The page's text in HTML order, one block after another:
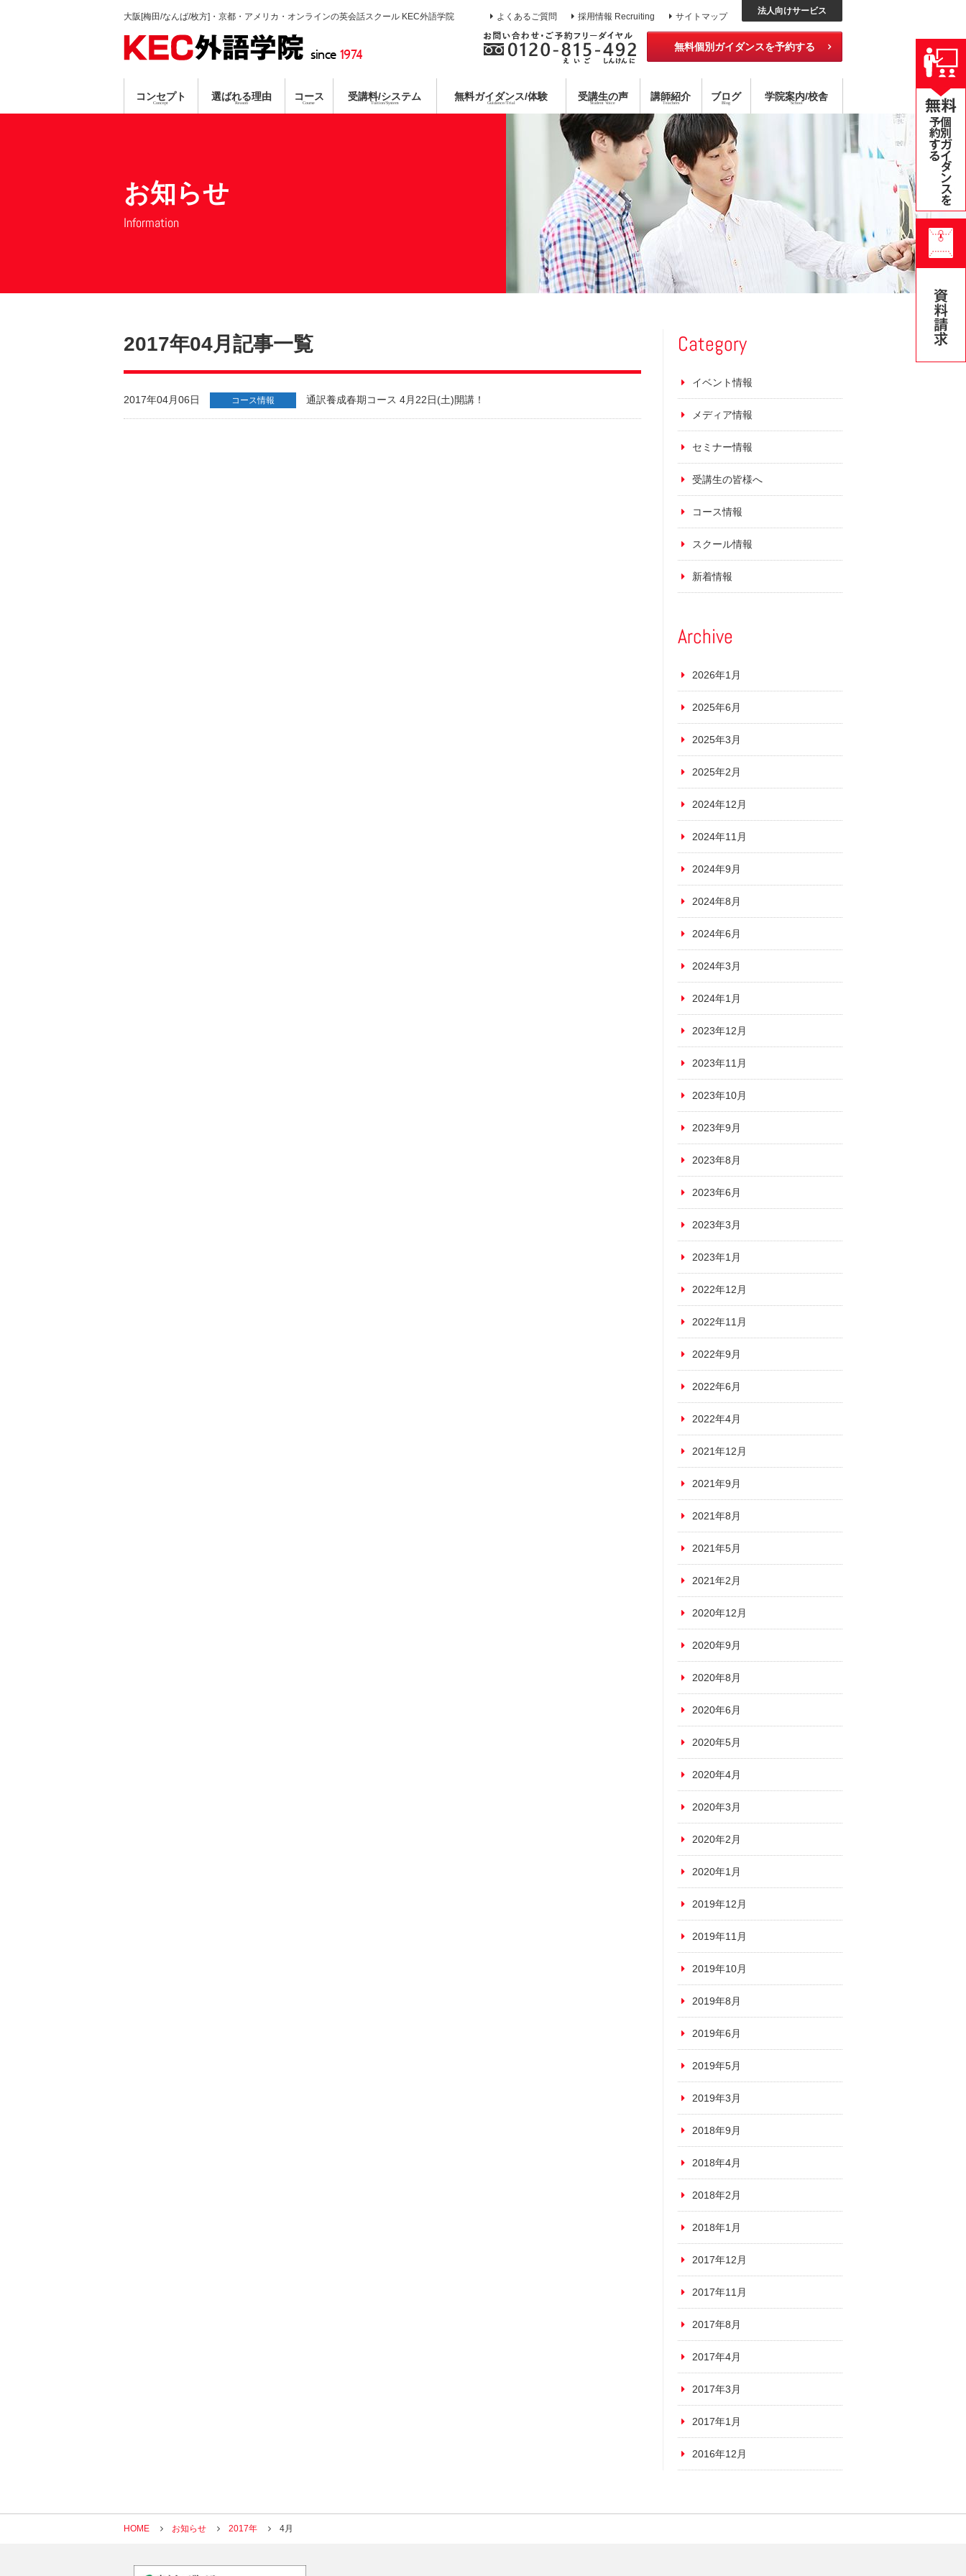
大阪[梅田/なんば/枚方]・京都・アメリカ・オンラインの英会話スクール KEC外語学院
since 1974
よくあるご質問 採用情報 Recruiting サイトマップ
法人向けサービス
無料個別ガイダンスを予約する
コンセプト
Concept
目標達成型 語学スクール
選ばれる理由
Reason
コミットメントシステム コーチング×指導 ハイブリッド型選択受講
コース
Course
各種外国語コース
受講料/システム
Tuition/System
無料ガイダンス/体験
Guidance/Trial
無料体験レッスン 無料公開セミナー
受講生の声
Student Voice
講師紹介
Teachers
ブログ
Blog
学院案内/校舎
School
アメリカ校 オンライン・スクール
お知らせ
Information
2017年04月記事一覧
2017年04月06日 コース情報 通訳養成春期コース 4月22日(土)開講！
Category
イベント情報
メディア情報
セミナー情報
受講生の皆様へ
コース情報
スクール情報
新着情報
Archive
2026年1月
2025年6月
2025年3月
2025年2月
2024年12月
2024年11月
2024年9月
2024年8月
2024年6月
2024年3月
2024年1月
2023年12月
2023年11月
2023年10月
2023年9月
2023年8月
2023年6月
2023年3月
2023年1月
2022年12月
2022年11月
2022年9月
2022年6月
2022年4月
2021年12月
2021年9月
2021年8月
2021年5月
2021年2月
2020年12月
2020年9月
2020年8月
2020年6月
2020年5月
2020年4月
2020年3月
2020年2月
2020年1月
2019年12月
2019年11月
2019年10月
2019年8月
2019年6月
2019年5月
2019年3月
2018年9月
2018年4月
2018年2月
2018年1月
2017年12月
2017年11月
2017年8月
2017年4月
2017年3月
2017年1月
2016年12月
HOME お知らせ 2017年 4月